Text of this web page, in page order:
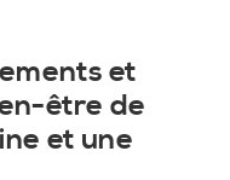
et
être de
et une